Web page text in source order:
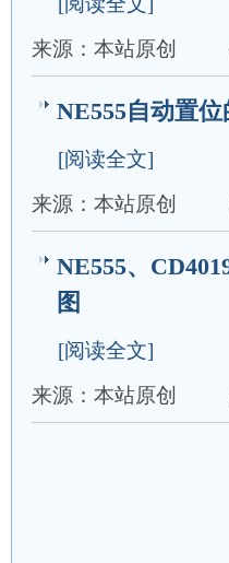
来源：本站原创
NE555自动置
[阅读全文]
来源：本站原创
NE555、
图
[阅读全文]
来源：本站原创